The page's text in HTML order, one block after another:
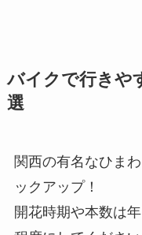
バイクで行きや
選
関西の有名なひま
ックアップ！
開花時期や本数は